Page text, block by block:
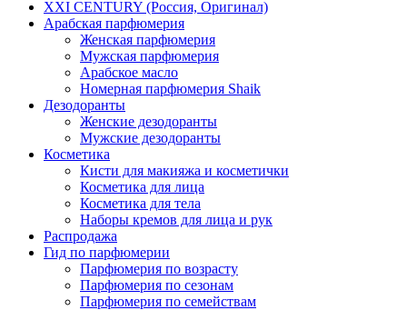
XXI CENTURY (Россия, Оригинал)
Арабская парфюмерия
Женская парфюмерия
Мужская парфюмерия
Арабское масло
Номерная парфюмерия Shaik
Дезодоранты
Женские дезодоранты
Мужские дезодоранты
Косметика
Кисти для макияжа и косметички
Косметика для лица
Косметика для тела
Наборы кремов для лица и рук
Распродажа
Гид по парфюмерии
Парфюмерия по возрасту
Парфюмерия по сезонам
Парфюмерия по семействам